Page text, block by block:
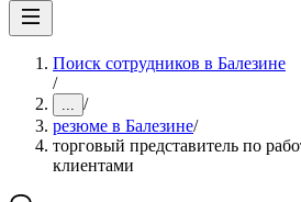
Поиск сотрудников в Балезине
/
... /
резюме в Балезине/
торговый представитель по
клиентами